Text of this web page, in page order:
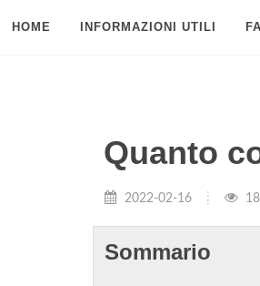
HOME INFORMAZIONI UTILI
Quanto
2022-02-16
Sommario